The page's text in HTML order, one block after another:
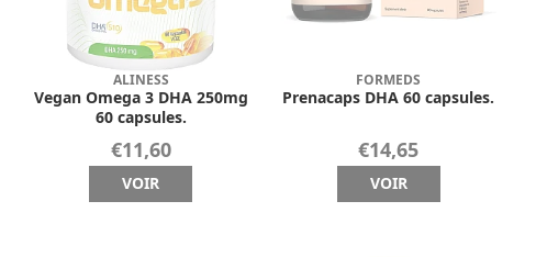
ALINESS
Vegan Omega 3 DHA 250mg
60 capsules.
€11,60
VOIR
FORMEDS
Prenacaps DHA 60 capsules.
€14,65
VOIR